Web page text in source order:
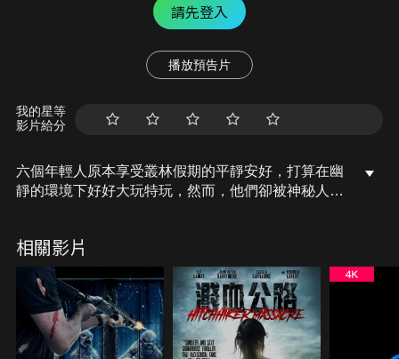
請先登入
播放預告片
我的星等
影片給分
六個年輕人原本享受叢林假期的平靜安好，打算在幽
靜的環境下好好大玩特玩，然而，他們卻被神秘人誘
住小命！
相關影片